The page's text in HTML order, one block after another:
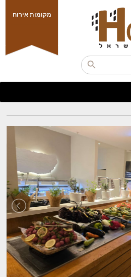
מקומות אירוח